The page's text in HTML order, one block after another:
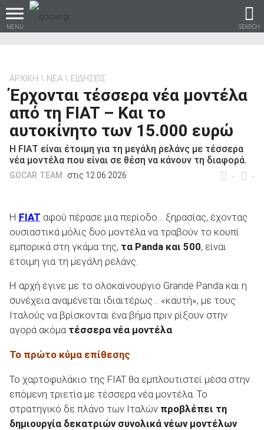
MENU SEARCH
Βρες τα πάντα για το
αυτοκίνητο!
βρες το!
Καινούρια
ΑΝΑΖΗΤΗΣΗ
ΑΡΧΙΚΗ ΝΕΑ ΕΙΔΗΣΕΙΣ
Έρχονται τέσσερα νέα μοντέλα
από τη FIAT – Και το
αυτοκίνητο των 15.000 ευρώ
Η FIAT είναι έτοιμη για τη μεγάλη ρελάνς με τέσσερα
νέα μοντέλα που είναι σε θέση να κάνουν τη διαφορά.
- -
GOCAR TEAM στις 12.06.2026
Η FIAT αφού πέρασε μια περίοδο… ξηρασίας, έχοντας
ουσιαστικά μόλις δυο μοντέλα να τραβούν το κουπί
εμπορικά στη γκάμα της, τα Panda και 500, είναι
έτοιμη για τη μεγάλη ρελάνς.
Η αρχή έγινε με το ολοκαίνουργιο Grande Panda και η
συνέχεια αναμένεται ιδιαιτέρως… «καυτή», με τους
Ιταλούς να βρίσκονται ένα βήμα πριν ρίξουν στην
αγορά ακόμα τέσσερα νέα μοντέλα.
Το πρώτο κύμα επίθεσης
Το χαρτοφυλάκιο της FIAT θα εμπλουτιστεί μέσα στην
επόμενη τριετία με τέσσερα νέα μοντέλα. Το
στρατηγικό δε πλάνο των Ιταλών προβλέπει τη
δημιουργία δεκατριών συνολικά νέων μοντέλων